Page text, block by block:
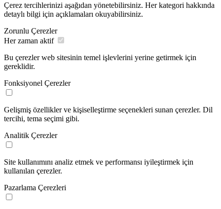
Çerez tercihlerinizi aşağıdan yönetebilirsiniz. Her kategori hakkında
detaylı bilgi için açıklamaları okuyabilirsiniz.
Zorunlu Çerezler
Her zaman aktif
Bu çerezler web sitesinin temel işlevlerini yerine getirmek için
gereklidir.
Fonksiyonel Çerezler
Gelişmiş özellikler ve kişiselleştirme seçenekleri sunan çerezler. Dil
tercihi, tema seçimi gibi.
Analitik Çerezler
Site kullanımını analiz etmek ve performansı iyileştirmek için
kullanılan çerezler.
Pazarlama Çerezleri